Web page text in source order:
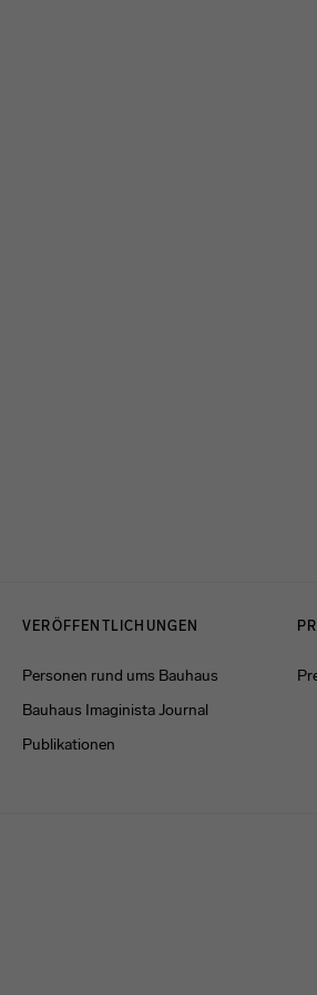
VERÖFFENTLICHUNGEN
Personen rund ums Bauhaus
Bauhaus Imaginista Journal
Publikationen